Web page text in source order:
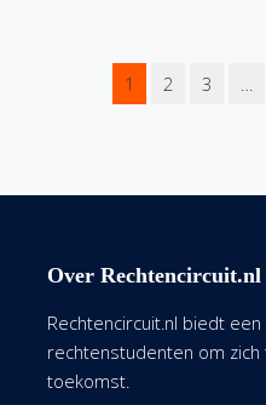
1 2 3 …
Over Rechtencircuit.nl
Rechtencircuit.nl biedt
rechtenstudenten om
toekomst.